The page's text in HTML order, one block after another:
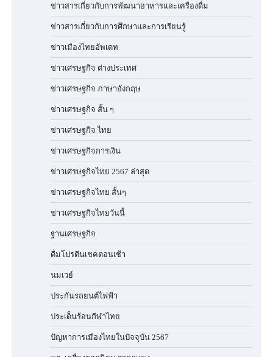
ข่าวสารเกี่ยวกับการพัฒนาอาหารและเครื่องดื่ม
ข่าวสารเกี่ยวกับการศึกษาและการเรียนรู้
ข่าวเมืองไทยอัพเดท
ข่าวเศรษฐกิจ ต่างประเทศ
ข่าวเศรษฐกิจ ภาษาอังกฤษ
ข่าวเศรษฐกิจ สั้น ๆ
ข่าวเศรษฐกิจ ไทย
ข่าวเศรษฐกิจการเงิน
ข่าวเศรษฐกิจไทย 2567 ล่าสุด
ข่าวเศรษฐกิจไทย สั้นๆ
ข่าวเศรษฐกิจไทยวันนี้
ฐานเศรษฐกิจ
ดื่มโปรตีนเชคตอนเช้า
นมเวย์
ประกันรถยนต์ไฟฟ้า
ประเด็นร้อนกีฬาไทย
ปัญหาการเมืองไทยในปัจจุบัน 2567